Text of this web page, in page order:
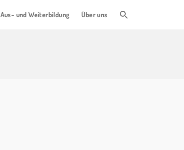
Aus- und Weiterbildung Über uns